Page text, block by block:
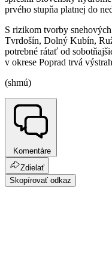
prvého stupňa platnej do
S rizikom tvorby
Tvrdošín, Dolný Kubín,
potrebné rátať od
v okrese Poprad trvá
(shmú)
Komentáre
Zdielať
Skopírovať odkaz